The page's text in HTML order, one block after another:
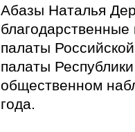
Абазы Наталья
палаты
палаты
общественном
года.